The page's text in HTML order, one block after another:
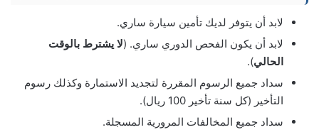
لابد أن يتوفر لديك تأمين سيارة ساري.
لابد أن يكون الفحص الدوري ساري. (لا يشترط بالوقت
الحالي).
سداد جميع الرسوم المقررة لتجديد الاستمارة وكذلك رسوم
التأخير (كل سنة تأخير 100 ريال).
سداد جميع المخالفات المرورية المسجلة.